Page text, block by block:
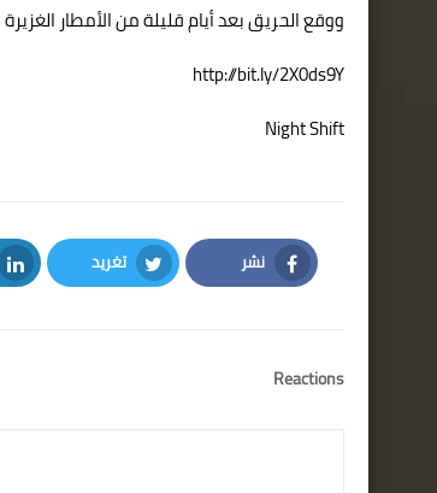
ووقع الحريق بعد أيام قليلة من الأمطار الغزيرة التي
http://bit.ly/2X0ds9Y
Night Shift
نشر
Facebook
تغريد
Twitter
Reactions